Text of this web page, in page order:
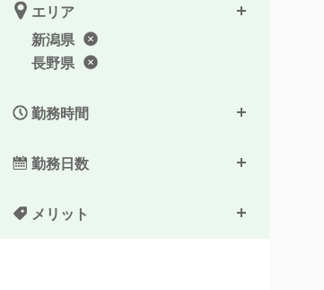
エリア
新潟県
長野県
勤務時間
勤務日数
メリット